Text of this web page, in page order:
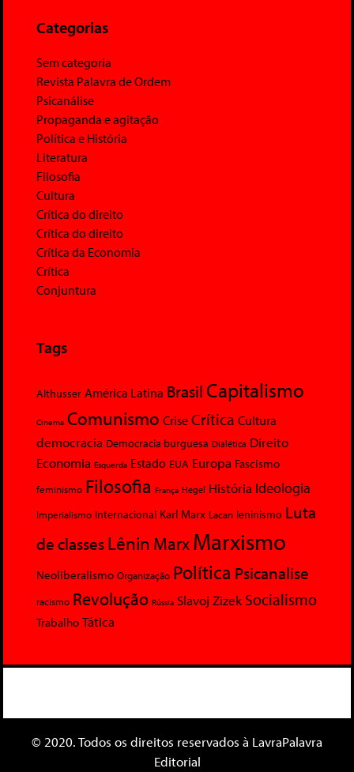
Categorias
Sem categoria
Revista Palavra de Ordem
Psicanálise
Propaganda e agitação
Política e História
Literatura
Filosofia
Cultura
Crítica do direito
Crítica do direito
Crítica da Economia
Crítica
Conjuntura
Tags
Althusser América Latina Brasil Capitalismo
Cinema Comunismo Crise Crítica Cultura
democracia Democracia burguesa Dialética Direito
Economia Esquerda Estado EUA Europa Fascismo
feminismo Filosofia França Hegel História Ideologia
Imperialismo Internacional Karl Marx Lacan leninismo Luta
de classesLênin MarxMarxismo
Neoliberalismo Organização Política Psicanalise
racismo Revolução Rússia Slavoj Zizek Socialismo
Trabalho Tática
© 2020. Todos os direitos reservados à LavraPalavra
Editorial